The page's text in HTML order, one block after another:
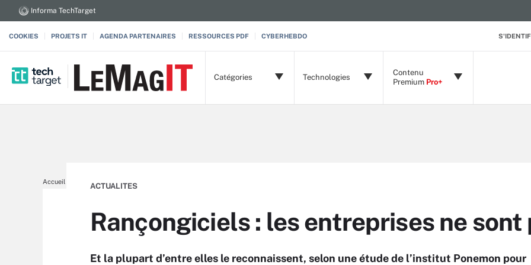
Informa TechTarget
COOKIES PROJETS IT AGENDA PARTENAIRES RESSOURCES PDF CYBERHEBDO
Catégories Technologies
Contenu
Premium Pro+
Accueil Menaces, Ransomwares, DDoS
ACTUALITES
Rançongiciels : les entreprises ne
Et la plupart d’entre elles le reconnaissent, selon une étude de l’institut Ponemon pour